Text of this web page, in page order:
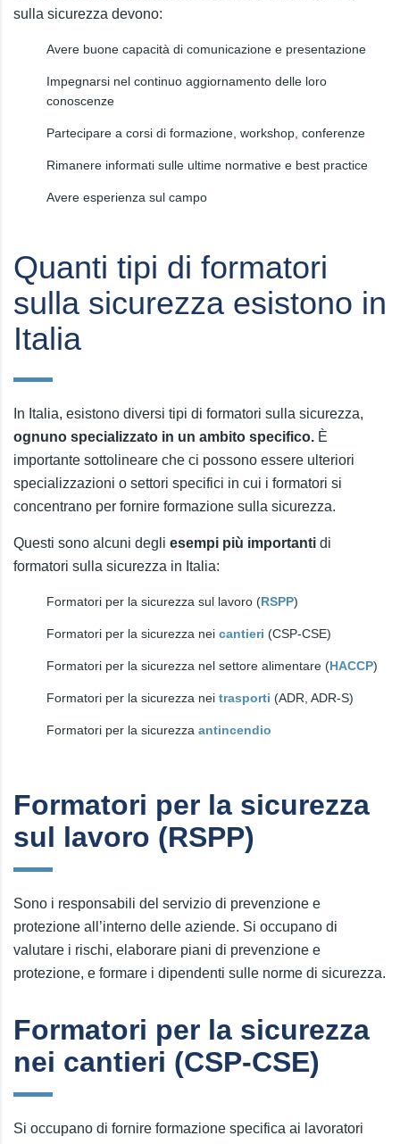
sulla sicurezza devono:
Avere buone capacità di comunicazione e presentazione
Impegnarsi nel continuo aggiornamento delle loro
conoscenze
Partecipare a corsi di formazione, workshop, conferenze
Rimanere informati sulle ultime normative e best practice
Avere esperienza sul campo
Quanti tipi di formatori
sulla sicurezza esistono in
Italia
In Italia, esistono diversi tipi di formatori sulla sicurezza,
ognuno specializzato in un ambito specifico. È
importante sottolineare che ci possono essere ulteriori
specializzazioni o settori specifici in cui i formatori si
concentrano per fornire formazione sulla sicurezza.
Questi sono alcuni degli esempi più importanti di
formatori sulla sicurezza in Italia:
Formatori per la sicurezza sul lavoro (RSPP)
Formatori per la sicurezza nei cantieri (CSP-CSE)
Formatori per la sicurezza nel settore alimentare (HACCP)
Formatori per la sicurezza nei trasporti (ADR, ADR-S)
Formatori per la sicurezza antincendio
Formatori per la sicurezza
sul lavoro (RSPP)
Sono i responsabili del servizio di prevenzione e
protezione all’interno delle aziende. Si occupano di
valutare i rischi, elaborare piani di prevenzione e
protezione, e formare i dipendenti sulle norme di sicurezza.
Formatori per la sicurezza
nei cantieri (CSP-CSE)
Si occupano di fornire formazione specifica ai lavoratori